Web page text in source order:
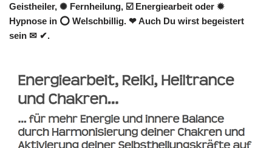
Geistheiler, ✺ Fernheilung, ☑️ Energiearbeit oder ✹
Hypnose in ⭕ Welschbillig. ❤ Auch Du wirst begeistert
sein ✉ ✔.